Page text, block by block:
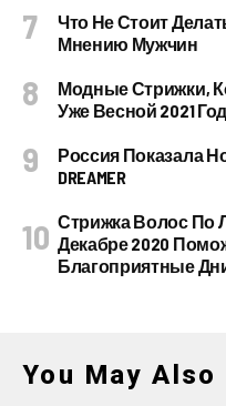
Что Не Стоит
Мнению Мужчин
Модные Стрижки,
Уже Весной 2021
Россия Показала
DREAMER
Стрижка Волос По
Декабре 2020
Благоприятные
You May Also